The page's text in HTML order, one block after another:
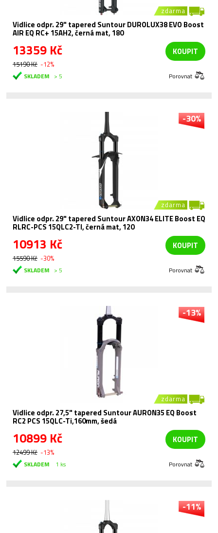
zdarma
Vidlice odpr. 29" tapered Suntour DUROLUX38 EVO Boost
AIR EQ RC+ 15AH2, černá mat, 180
13359 Kč
15190 Kč -12%
KOUPIT
SKLADEM > 5 Porovnat
-30%
zdarma
Vidlice odpr. 29" tapered Suntour AXON34 ELITE Boost EQ
RLRC-PCS 15QLC2-TI, černá mat, 120
10913 Kč
15590 Kč -30%
KOUPIT
SKLADEM > 5 Porovnat
-13%
zdarma
Vidlice odpr. 27,5" tapered Suntour AURON35 EQ Boost
RC2 PCS 15QLC-Ti,160mm, šedá
10899 Kč
12499 Kč -13%
KOUPIT
SKLADEM 1 ks Porovnat
-11%